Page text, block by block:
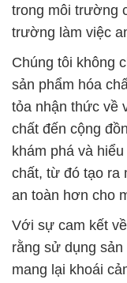
trong môi trường
trường làm việc
Chúng tôi không
sản phẩm hóa
tỏa nhận thức về
chất đến cộng
khám phá và
chất, từ đó tạo ra
an toàn hơn cho
Với sự cam kết
rằng sử dụng
mang lại khoái